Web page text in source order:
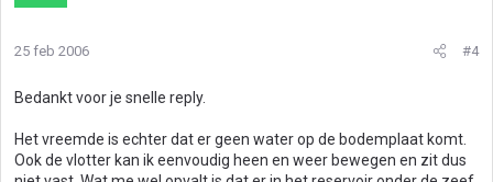
25 feb 2006 #4
Bedankt voor je snelle reply.
Het vreemde is echter dat er geen water op de bodemplaat komt.
Ook de vlotter kan ik eenvoudig heen en weer bewegen en zit dus